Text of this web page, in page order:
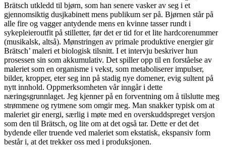
Brätsch utkledd til bjørn, som han senere vasker av seg i et
gjennomsiktig dusjkabinett mens publikum ser på. Bjørnen står på
alle fire og vagger antydende mens en kvinne tasser rundt i
sykepleieroutfit på stilletter, før det er tid for et lite hardcorenummer
(musikalsk, altså). Mønstringen av primale produktive energier gir
Brätsch’ maleri et biologisk tilsnitt. I et intervju beskriver hun
prosessen sin som akkumulativ. Det spiller opp til en forståelse av
maleriet som en organisme i vekst, som metaboliserer impulser,
bilder, kropper, eter seg inn på stadig nye domener, evig sultent på
nytt innhold. Oppmerksomheten vår inngår i dette
næringsgrunnlaget. Jeg kjenner på en forventning om å tilslutte meg
strømmene og rytmene som omgir meg. Man snakker typisk om at
maleriet gir energi, særlig i møte med en overskuddspreget versjon
som den til Brätsch, og lite om at det også tar. Dette er det det
bydende eller truende ved maleriet som ekstatisk, ekspansiv form
består i, at det trekker oss med i produksjonen.